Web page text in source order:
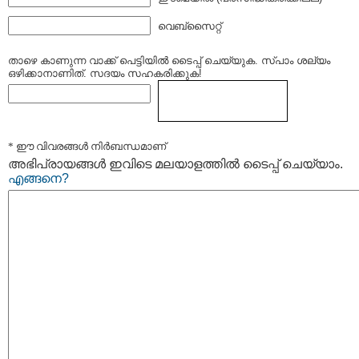
വെബ്സൈറ്റ്
താഴെ കാണുന്ന വാക്ക് പെട്ടിയില്‍ ടൈപ്പ്‌ ചെയ്യുക. സ്പാം ശല്യം
ഒഴിക്കാനാണിത്. സദയം സഹകരിക്കുക!
* ഈ വിവരങ്ങള്‍ നിര്‍ബന്ധമാണ്
അഭിപ്രായങ്ങള്‍ ഇവിടെ മലയാളത്തില്‍ ടൈപ്പ് ചെയ്യാം.
എങ്ങനെ?